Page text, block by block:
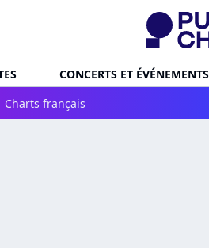
CONCERTS ET ÉVÉNEMENTS
Charts français